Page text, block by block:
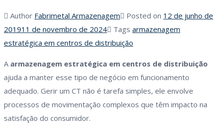
Author Fabrimetal Armazenagem Posted on 12 de junho de
201911 de novembro de 2024 Tags armazenagem
estratégica em centros de distribuição
A armazenagem estratégica em centros de distribuição
ajuda a manter esse tipo de negócio em funcionamento
adequado. Gerir um CT não é tarefa simples, ele envolve
processos de movimentação complexos que têm impacto na
satisfação do consumidor.